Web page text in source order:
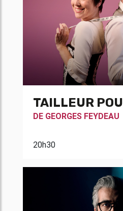
TAILLEUR
DE GEORGES FEYDEAU
20h30